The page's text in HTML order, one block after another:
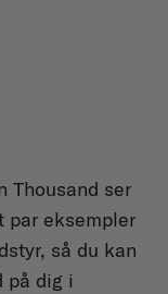
Thousand ser
par eksempler
så du kan
på dig i